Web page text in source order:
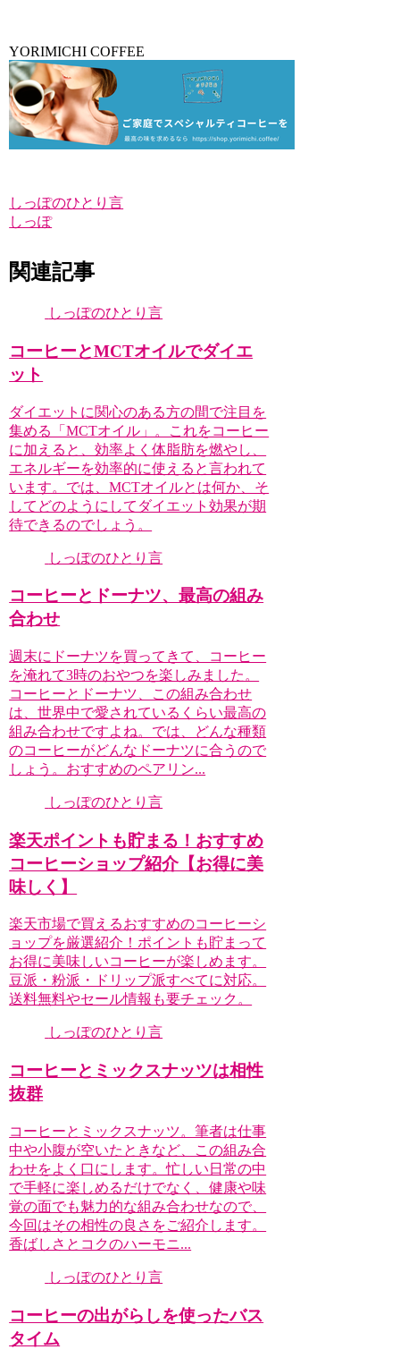
YORIMICHI COFFEE
しっぽのひとり言
しっぽ
関連記事
しっぽのひとり言
コーヒーとMCTオイルでダイエ
ット
ダイエットに関心のある方の間で注目を
集める「MCTオイル」。これをコーヒー
に加えると、効率よく体脂肪を燃やし、
エネルギーを効率的に使えると言われて
います。では、MCTオイルとは何か、そ
してどのようにしてダイエット効果が期
待できるのでしょう。
しっぽのひとり言
コーヒーとドーナツ、最高の組み
合わせ
週末にドーナツを買ってきて、コーヒー
を淹れて3時のおやつを楽しみました。
コーヒーとドーナツ、この組み合わせ
は、世界中で愛されているくらい最高の
組み合わせですよね。では、どんな種類
のコーヒーがどんなドーナツに合うので
しょう。おすすめのペアリン...
しっぽのひとり言
楽天ポイントも貯まる！おすすめ
コーヒーショップ紹介【お得に美
味しく】
楽天市場で買えるおすすめのコーヒーシ
ョップを厳選紹介！ポイントも貯まって
お得に美味しいコーヒーが楽しめます。
豆派・粉派・ドリップ派すべてに対応。
送料無料やセール情報も要チェック。
しっぽのひとり言
コーヒーとミックスナッツは相性
抜群
コーヒーとミックスナッツ。筆者は仕事
中や小腹が空いたときなど、この組み合
わせをよく口にします。忙しい日常の中
で手軽に楽しめるだけでなく、健康や味
覚の面でも魅力的な組み合わせなので、
今回はその相性の良さをご紹介します。
香ばしさとコクのハーモニ...
しっぽのひとり言
コーヒーの出がらしを使ったバス
タイム